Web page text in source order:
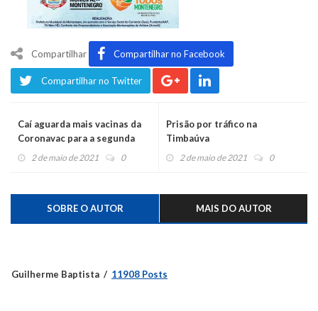
Compartilhar Compartilhar no Facebook
Compartilhar no Twitter
Caí aguarda mais vacinas da
Coronavac para a segunda
dose2 de maio de 2021 0
Prisão por tráfico na
Timbaúva
2 de maio de 2021 0
SOBRE O AUTOR MAIS DO AUTOR
Guilherme Baptista 11908 Posts